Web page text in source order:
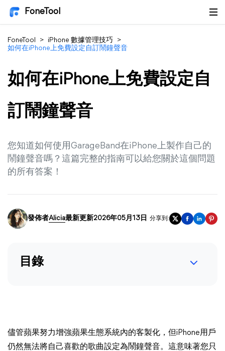
FoneTool
FoneTool > iPhone 數據管理技巧
>
如何在iPhone上免費設定自訂鬧鐘聲音
如何在iPhone上免費設定自
訂鬧鐘聲音
您知道如何使用GarageBand在iPhone上製作自己的
鬧鐘聲音嗎？這篇完整的指南可以給您關於這個問題
的所有答案！
發佈者Alicia最新更新2026年05月13日 分享到:
目錄
儘管蘋果努力增強蘋果生態系統內的客製化，但iPhone用戶
仍然無法將自己喜歡的歌曲設定為鬧鐘聲音。這意味著您只